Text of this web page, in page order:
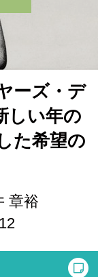
ーズ・デ
しい年の
た希望の
章裕